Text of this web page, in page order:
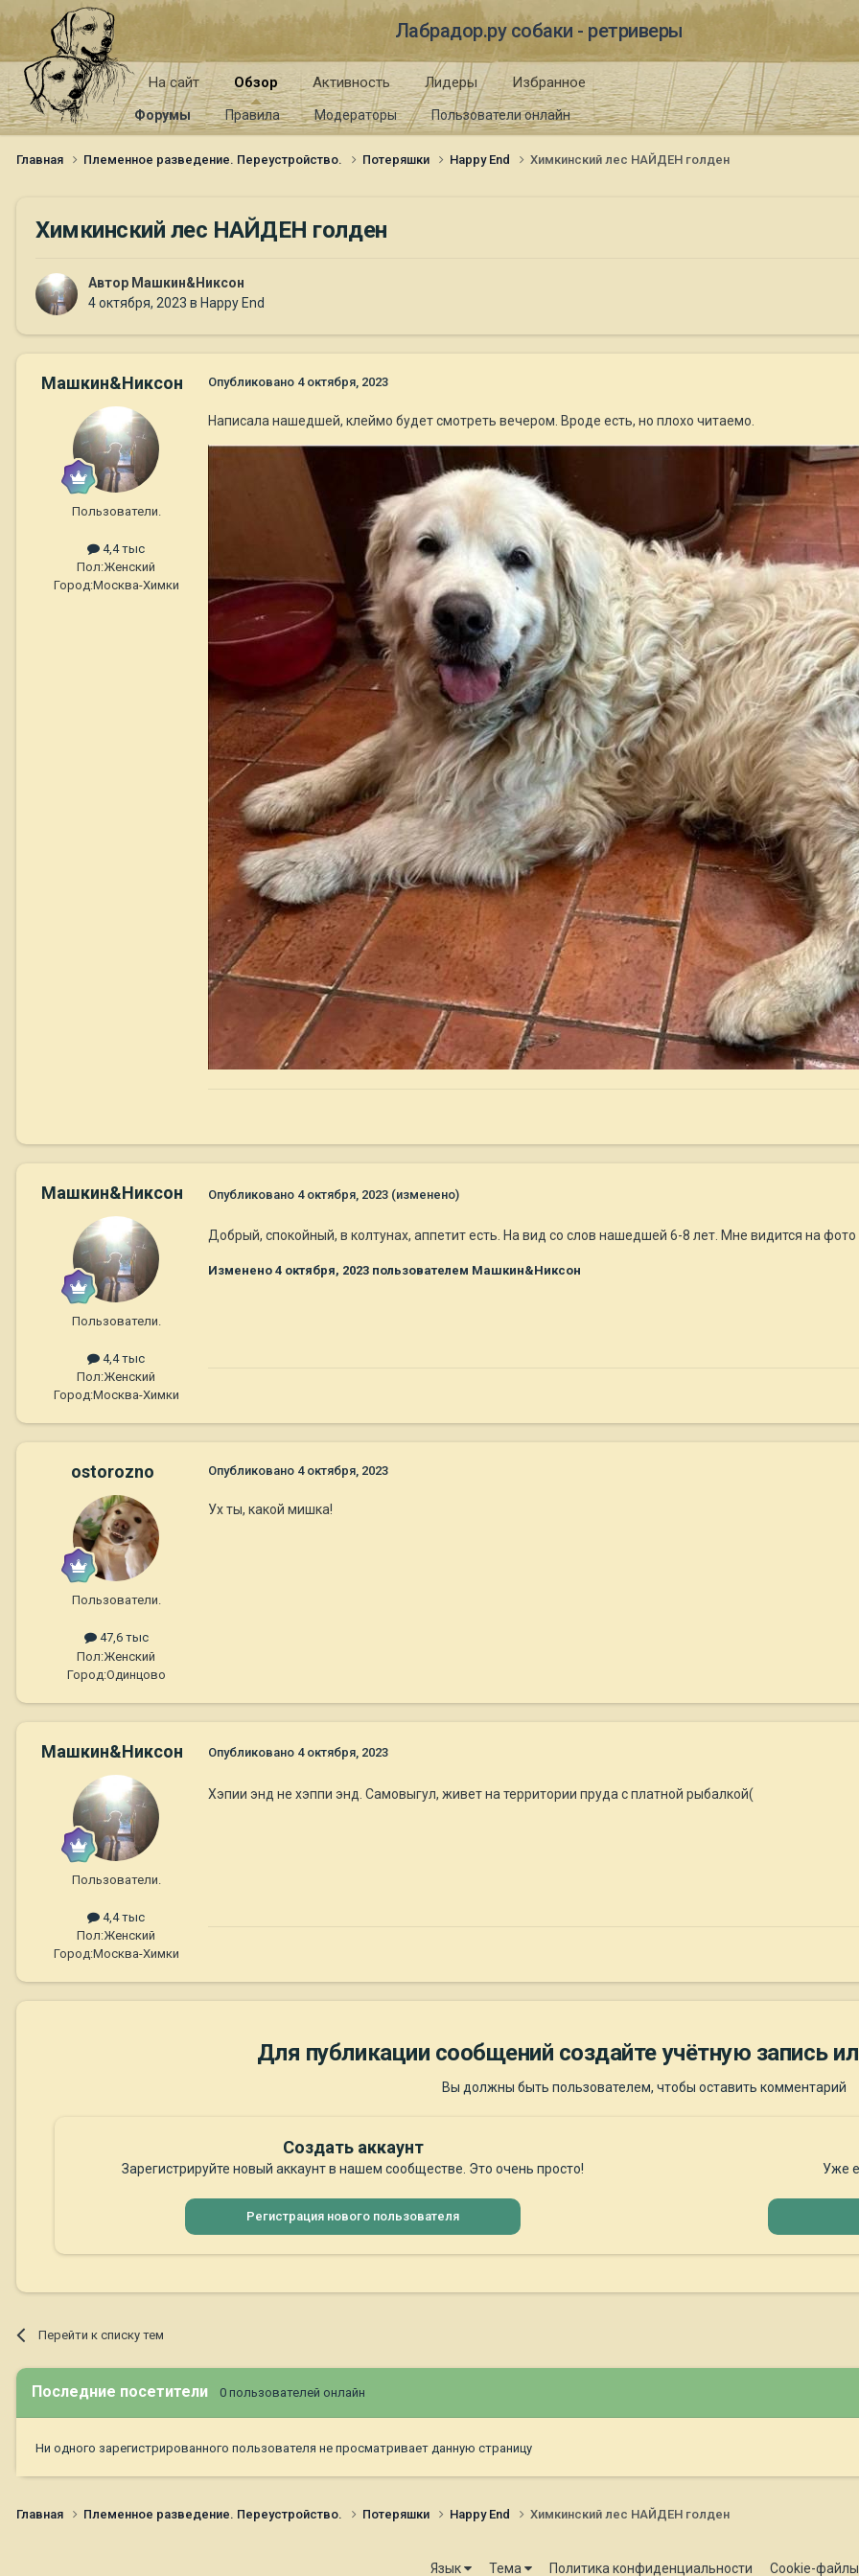
Лабрадор.ру собаки - ретриверы
На сайт Обзор
Форумы Правила Модераторы Пользователи онлайн
Активность Лидеры Избранное
Главная Племенное разведение. Переустройство. Потеряшки Happy End Химкинский лес НАЙДЕН голден
Химкинский лес НАЙДЕН голден
Автор Машкин&Никсон
4 октября, 2023 в Happy End
Машкин&Никсон
Пользователи.
4,4 тыс
Пол:Женский
Город:Москва-Химки
Опубликовано 4 октября, 2023
Написала нашедшей, клеймо будет смотреть вечером. Вроде есть, но плохо читаемо.
Машкин&Никсон
Пользователи.
4,4 тыс
Пол:Женский
Город:Москва-Химки
Опубликовано 4 октября, 2023 (изменено)
Добрый, спокойный, в колтунах, аппетит есть. На вид со слов нашедшей 6-8 лет. Мне видится на
Изменено 4 октября, 2023 пользователем Машкин&Никсон
ostorozno
Пользователи.
47,6 тыс
Пол:Женский
Город:Одинцово
Опубликовано 4 октября, 2023
Ух ты, какой мишка!
Машкин&Никсон
Пользователи.
4,4 тыс
Пол:Женский
Город:Москва-Химки
Опубликовано 4 октября, 2023
Хэпии энд не хэппи энд. Самовыгул, живет на территории пруда с платной рыбалкой(
Для публикации сообщений создайте учётную запись
Вы должны быть пользователем, чтобы оставить комментарий
Создать аккаунт
Зарегистрируйте новый аккаунт в нашем сообществе. Это очень просто!
Регистрация нового пользователя
Уже
Перейти к списку тем
Последние посетители 0 пользователей онлайн
Ни одного зарегистрированного пользователя не просматривает данную страницу
Главная Племенное разведение. Переустройство. Потеряшки Happy End Химкинский лес НАЙДЕН голден
Язык Тема Политика конфиденциальности Cookie-файлы